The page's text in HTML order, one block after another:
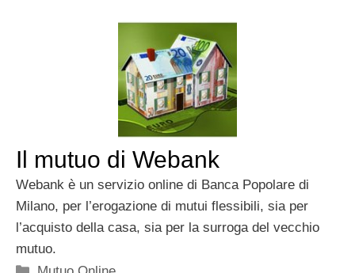
Il mutuo di Webank
Webank è un servizio online di Banca Popolare di
Milano, per l’erogazione di mutui flessibili, sia per
l’acquisto della casa, sia per la surroga del vecchio
mutuo.
Categorie